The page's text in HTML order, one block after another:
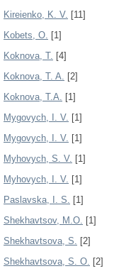
Kireienko, K. V. [11]
Kobets, O. [1]
Koknova, T. [4]
Koknova, T. A. [2]
Koknova, T.A. [1]
Mygovych, I. V. [1]
Mygovych, І. V. [1]
Myhovych, S. V. [1]
Myhovych, І. V. [1]
Paslavska, I. S. [1]
Shekhavtsov, M.O. [1]
Shekhavtsova, S. [2]
Shekhavtsova, S. O. [2]